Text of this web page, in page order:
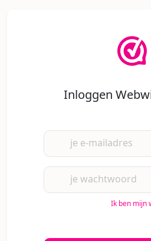
Inloggen
je e-mailadres
je wachtwoord
Ik ben mijn